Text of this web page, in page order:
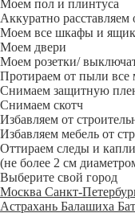
Моем пол и плинтуса
Аккуратно расставляем
Моем все шкафы и
Моем двери
Моем розетки/
Протираем от пыли
Снимаем защитную
Снимаем скотч
Избавляем от
Избавляем мебель от
Оттираем следы и
(не более 2 см
Выберите свой город
Москва Санкт-
Астрахань Балашиха